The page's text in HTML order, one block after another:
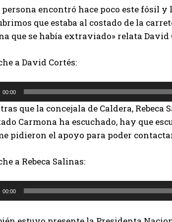
persona encontró hace poco este fósil
que estaba al costado de la
que se había extraviado» relata David
a David Cortés:
00:00
que la concejala de Caldera, Rebeca
Carmona ha escuchado, hay que
pidieron el apoyo para poder
a Rebeca Salinas:
00:00